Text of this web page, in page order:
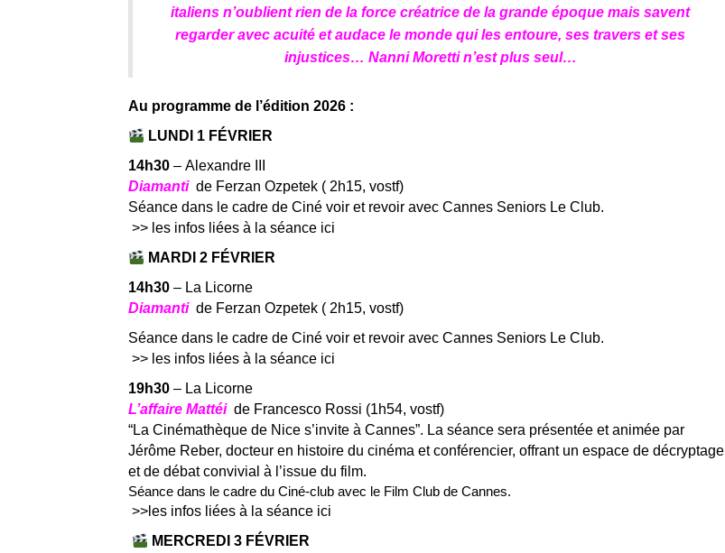
italiens n’oublient rien de la force créatrice de la grande époque mais savent
regarder avec acuité et audace le monde qui les entoure, ses travers et ses
injustices… Nanni Moretti n’est plus seul…
Au programme de l’édition 2026 :
LUNDI 1 FÉVRIER
14h30 – Alexandre III
Diamanti de Ferzan Ozpetek ( 2h15, vostf)
Séance dans le cadre de Ciné voir et revoir avec Cannes Seniors Le Club.
>> les infos liées à la séance ici
MARDI 2 FÉVRIER
14h30 – La Licorne
Diamanti de Ferzan Ozpetek ( 2h15, vostf)
Séance dans le cadre de Ciné voir et revoir avec Cannes Seniors Le Club.
>> les infos liées à la séance ici
19h30 – La Licorne
L’affaire Mattéi de Francesco Rossi (1h54, vostf)
“La Cinémathèque de Nice s’invite à Cannes”. La séance sera présentée et animée par
Jérôme Reber, docteur en histoire du cinéma et conférencier, offrant un espace de décryptage
et de débat convivial à l’issue du film.
Séance dans le cadre du Ciné-club avec le Film Club de Cannes.
>>les infos liées à la séance ici
MERCREDI 3 FÉVRIER